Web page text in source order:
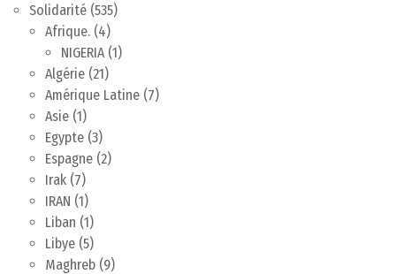
Solidarité (535)
Afrique. (4)
NIGERIA (1)
Algérie (21)
Amérique Latine (7)
Asie (1)
Egypte (3)
Espagne (2)
Irak (7)
IRAN (1)
Liban (1)
Libye (5)
Maghreb (9)